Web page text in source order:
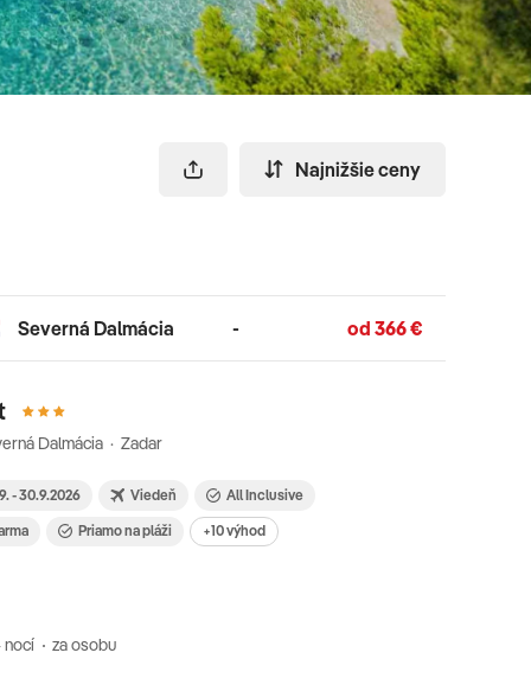
Najnižšie ceny
Severná Dalmácia - od 366 €
Dalmácia · Zadar
- 30.9.2026 Viedeň All Inclusive
Priamo na pláži +10 výhod
nocí za osobu